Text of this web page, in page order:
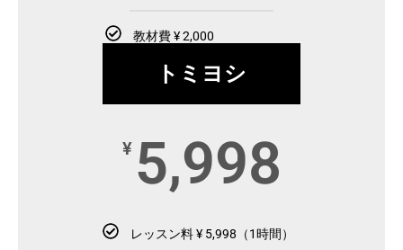
教材費 ¥ 2,000
トミヨシ
¥ 5,998
レッスン料 ¥ 5,998（1時間）